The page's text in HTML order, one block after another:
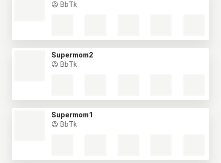
BbTk
Supermom2
BbTk
Supermom1
BbTk